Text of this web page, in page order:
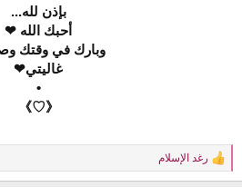
نحبك في
《♡》
بإذن لله...
أحبك الله ❤
وبارك في وقتك
غاليتي❤
•
《♡》
R
e
رغد الإسلام